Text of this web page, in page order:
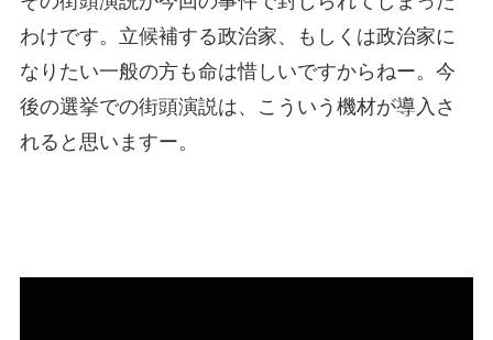
わけです。立候補する政治家、もしくは政治家に
なりたい一般の方も命は惜しいですからねー。今
後の選挙での街頭演説は、こういう機材が導入さ
れると思いますー。